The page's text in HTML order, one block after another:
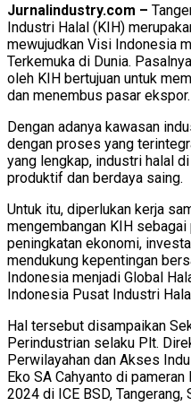
Jurnalindustry.com –
Industri Halal (KIH)
mewujudkan Visi Indonesia
Terkemuka di Dunia.
oleh KIH bertujuan untuk
dan menembus pasar ekspor.
Dengan adanya kawasan
dengan proses yang
yang lengkap, industri halal
produktif dan berdaya saing.
Untuk itu, diperlukan kerja
mengembangan KIH
peningkatan ekonomi,
mendukung kepentingan
Indonesia menjadi Global
Indonesia Pusat Industri
Hal tersebut disampaikan
Perindustrian selaku Plt.
Perwilayahan dan Akses
Eko SA Cahyanto di
2024 di ICE BSD, Tangerang,